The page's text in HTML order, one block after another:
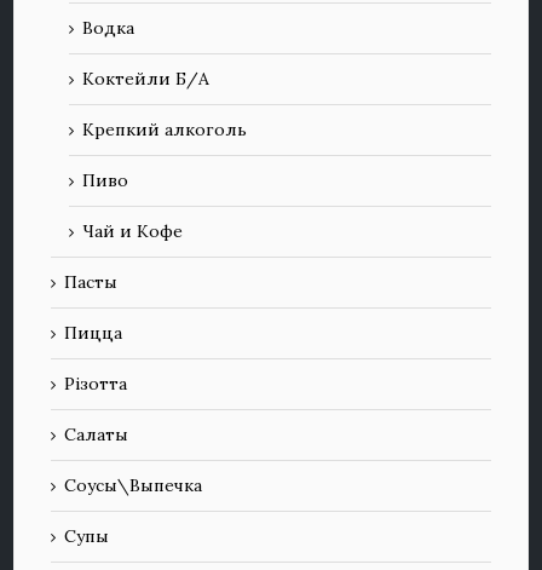
Водка
Коктейли Б/А
Крепкий алкоголь
Пиво
Чай и Кофе
Пасты
Пицца
Різотта
Салаты
Соусы\Выпечка
Супы